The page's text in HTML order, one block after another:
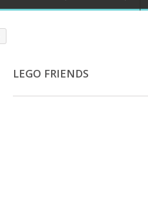
LEGO FRIENDS